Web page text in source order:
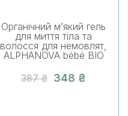
Органічний м’який гель
для миття тіла та
волосся для немовлят,
ALPHANOVA bébé BIO
387 ₴ 348 ₴